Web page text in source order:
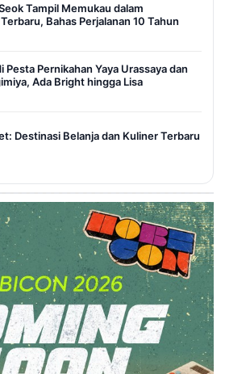
Tampil Memukau dalam
Bahas Perjalanan 10 Tahun
Pesta Pernikahan Yaya Urassaya dan
Ada Bright hingga Lisa
Destinasi Belanja dan Kuliner Terbaru